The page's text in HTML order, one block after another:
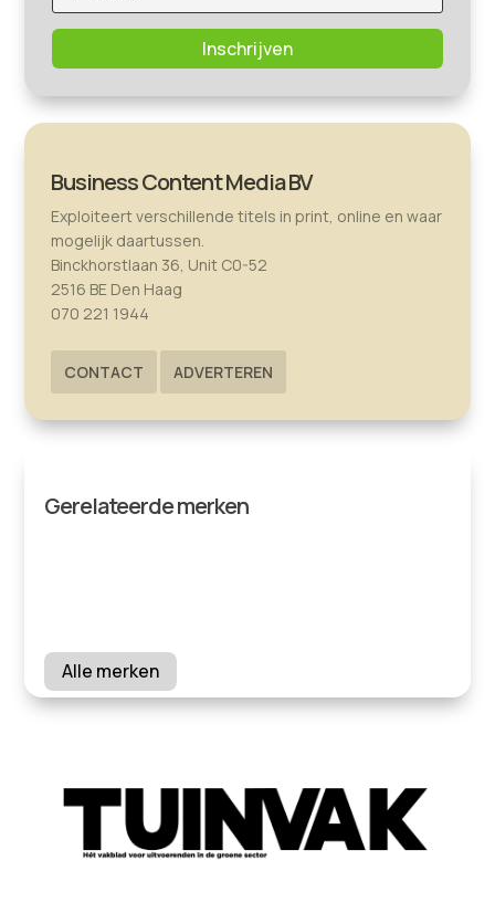
Inschrijven
Business Content Media BV
Exploiteert verschillende titels in print, online en waar
mogelijk daartussen.
Binckhorstlaan 36, Unit C0-52
2516 BE Den Haag
070 221 1944
CONTACT ADVERTEREN
Gerelateerde merken
Alle merken